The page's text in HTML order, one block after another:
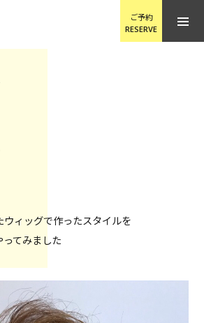
ご予約
RESERVE
ィッグで作ったスタイルを
てみました